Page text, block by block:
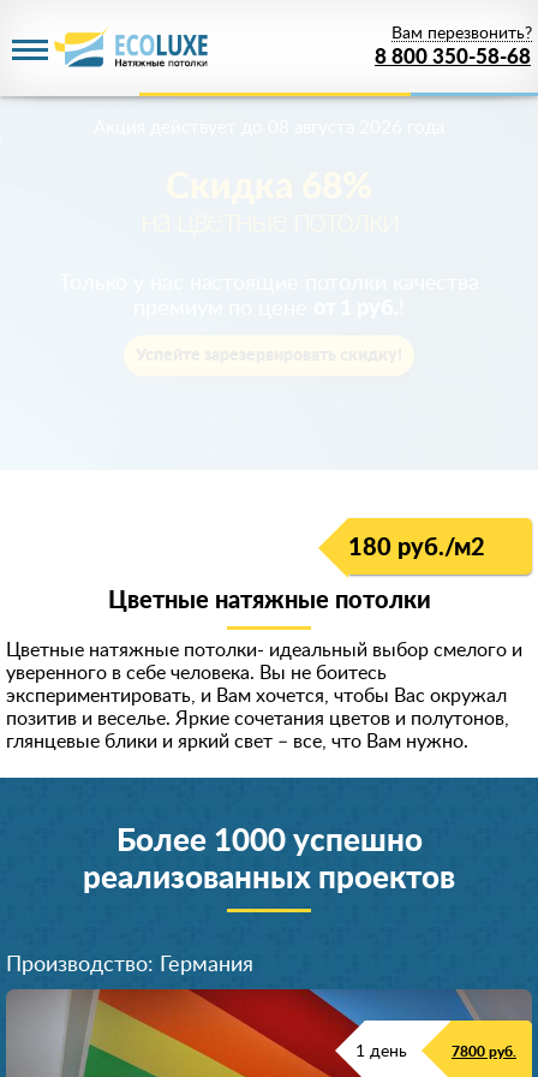
8 800 350-58-68
Вам перезвонить?
180 руб./м2
Цветные натяжные потолки
Цветные натяжные потолки- идеальный выбор смелого и
уверенного в себе человека. Вы не боитесь
экспериментировать, и Вам хочется, чтобы Вас окружал
позитив и веселье. Яркие сочетания цветов и полутонов,
глянцевые блики и яркий свет – все, что Вам нужно.
Более 1000 успешно
реализованных проектов
Производство: Германия
1 день 7800 руб.